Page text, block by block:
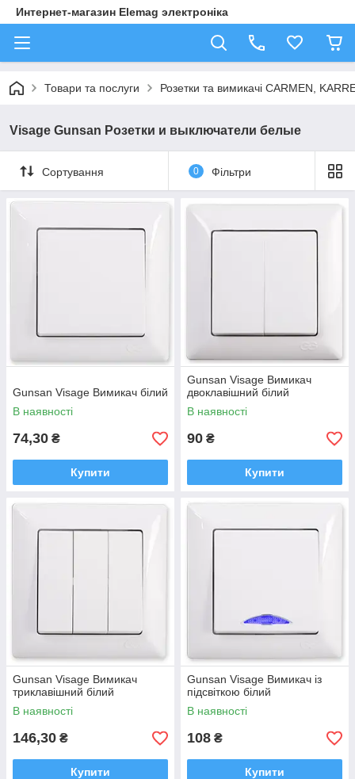
Интернет-магазин Elemag электроніка
Товари та послуги Розетки та вимикачі CARMEN,
Visage Gunsan Розетки и выключатели белые
Сортування 0 Фільтри
Gunsan Visage Вимикач білий
В наявності
74,30 ₴
Купити
Gunsan Visage Вимикач
двоклавішний білий
В наявності
90 ₴
Купити
Gunsan Visage Вимикач
триклавішний білий
В наявності
146,30 ₴
Купити
Gunsan Visage Вимикач із
підсвіткою білий
В наявності
108 ₴
Купити